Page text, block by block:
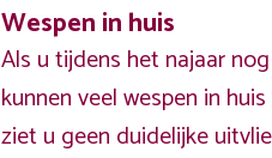
Wespen in huis
Als u tijdens het najaar
kunnen veel wespen in
ziet u geen duidelijke